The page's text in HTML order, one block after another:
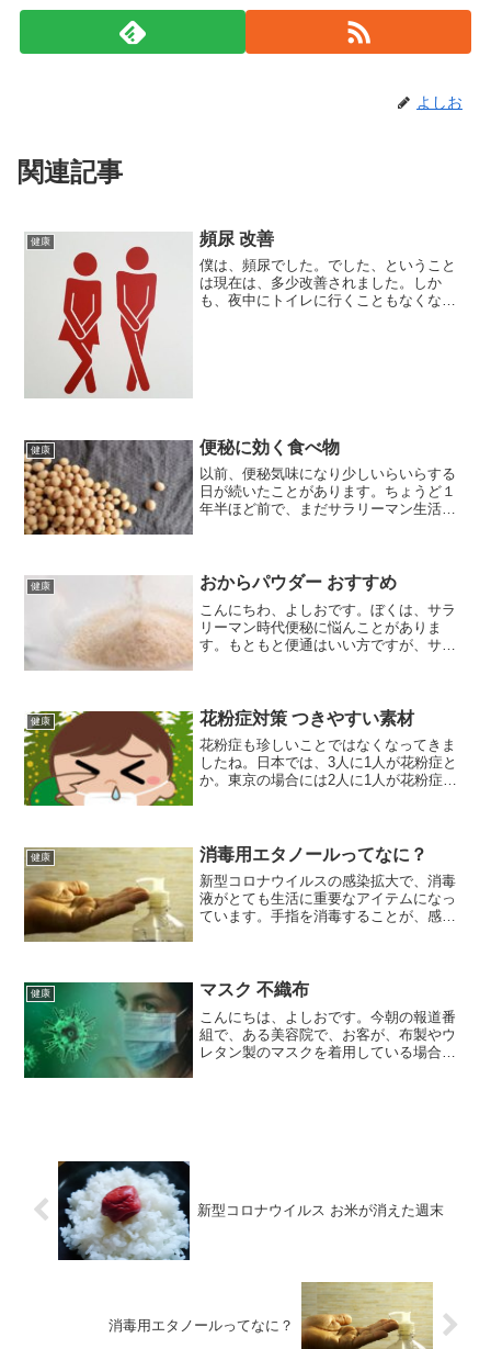
よしお
関連記事
健康 頻尿 改善
僕は、頻尿でした。でした、ということ
は現在は、多少改善されました。しか
も、夜中にトイレに行くこともなくなり
健康 便秘に効く食べ物
以前、便秘気味になり少しいらいらする
日が続いたことがあります。ちょうど１
年半ほど前で、まだサラリーマン生活を
は、数ヵ月便秘気味が続いていたように
思います。
健康 おからパウダー おすすめ
こんにちわ、よしおです。ぼくは、サラ
リーマン時代便秘に悩んことがありま
す。もともと便通はいい方ですが、サラ
りました。サラリーマンをや...
健康 花粉症対策 つきやすい素材
花粉症も珍しいことではなくなってきま
したね。日本では、3人に1人が花粉症と
か。東京の場合には2人に1人が花粉症に
健康 消毒用エタノールってなに？
新型コロナウイルスの感染拡大で、消毒
液がとても生活に重要なアイテムになっ
ています。手指を消毒することが、感染
健康 マスク 不織布
こんにちは、よしおです。今朝の報道番
組で、ある美容院で、お客が、布製やウ
レタン製のマスクを着用している場合、
新型コロナウイルス お米が消えた週末
消毒用エタノールってなに？